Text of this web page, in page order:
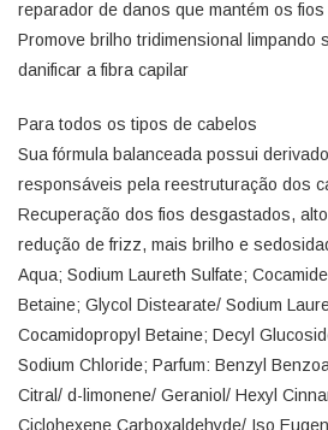
reparador de danos que mantém os
Promove brilho tridimensional limpando
danificar a fibra capilar
Para todos os tipos de cabelos
Sua fórmula balanceada possui
responsáveis pela reestruturação dos
Recuperação dos fios desgastados,
redução de frizz, mais brilho e
Aqua; Sodium Laureth Sulfate;
Betaine; Glycol Distearate/ Sodium
Cocamidopropyl Betaine; Decyl
Sodium Chloride; Parfum: Benzyl
Citral/ d-limonene/ Geraniol/ Hexyl
Ciclohexene Carboxaldehyde/ Iso